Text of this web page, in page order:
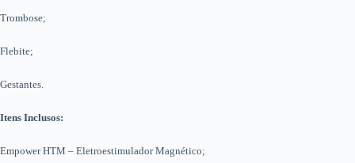
Trombose;
Flebite;
Gestantes.
Itens Inclusos:
Empower HTM – Eletroestimulador Magnético;